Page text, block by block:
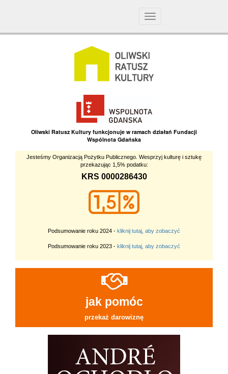
Toggle
Oliwski Ratusz Kultury funkcjonuje w ramach działań Fundacji
Wspólnota Gdańska
Jesteśmy Organizacją Pożytku Publicznego. Wesprzyj kulturę i sztukę
przekazując 1,5% podatku:
KRS 0000286430
Podsumowanie roku 2024 - kliknij tutaj, aby zobaczyć
Podsumowanie roku 2023 - kliknij tutaj, aby zobaczyć
jak pomóc
przekaż darowiznę